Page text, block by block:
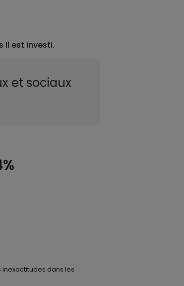
il est investi.
et sociaux
inexactitudes dans les